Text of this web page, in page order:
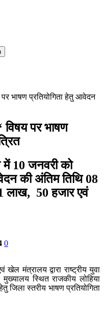
पर भाषण प्रतियोगिता हेतु आवेदन
विषय पर भाषण
में 10 जनवरी को
की अंतिम तिथि 08
लाख, 50 हजार एवं
0
मंत्रालय द्वारा राष्ट्रीय युवा
स्थित राजकीय लोहिया
जिला स्तरीय भाषण प्रतियोगिता